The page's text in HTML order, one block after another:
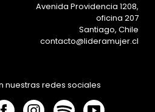
nuestras redes sociales
Avenida Providencia 1208,
oficina 207
Santiago, Chile
contacto@lideramujer.cl